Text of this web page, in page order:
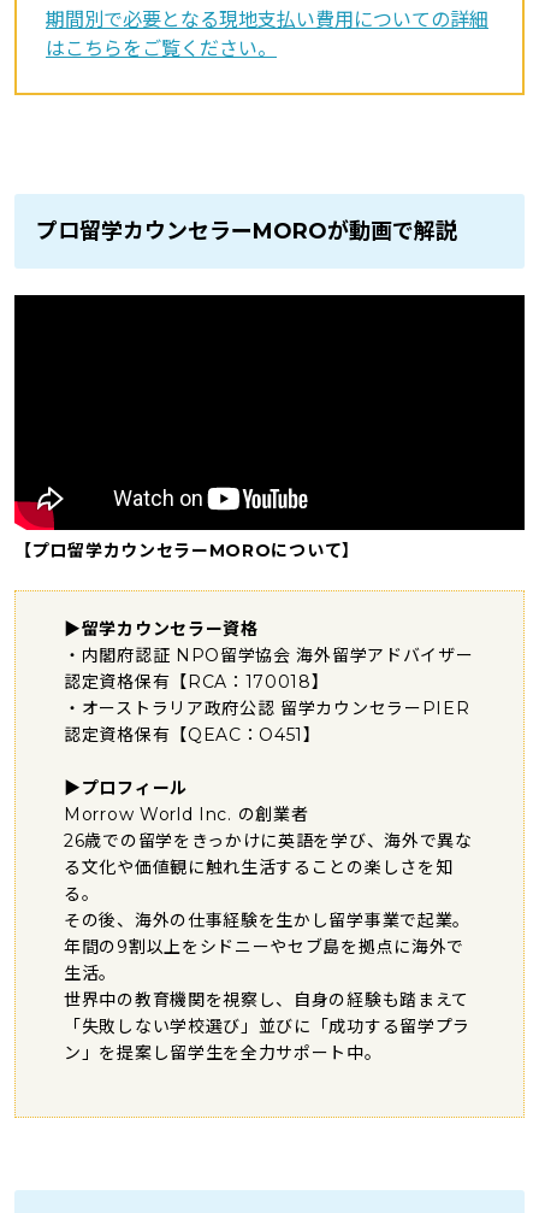
期間別で必要となる現地支払い費用についての詳細
はこちらをご覧ください。
プロ留学カウンセラーMOROが動画で解説
【プロ留学カウンセラーMOROについて】
▶留学カウンセラー資格
・内閣府認証 NPO留学協会 海外留学アドバイザー
認定資格保有【RCA：170018】
・オーストラリア政府公認 留学カウンセラーPIER
認定資格保有【QEAC：O451】
▶プロフィール
Morrow World Inc. の創業者
26歳での留学をきっかけに英語を学び、海外で異な
る文化や価値観に触れ生活することの楽しさを知
る。
その後、海外の仕事経験を生かし留学事業で起業。
年間の9割以上をシドニーやセブ島を拠点に海外で
生活。
世界中の教育機関を視察し、自身の経験も踏まえて
「失敗しない学校選び」並びに「成功する留学プラ
ン」を提案し留学生を全力サポート中。